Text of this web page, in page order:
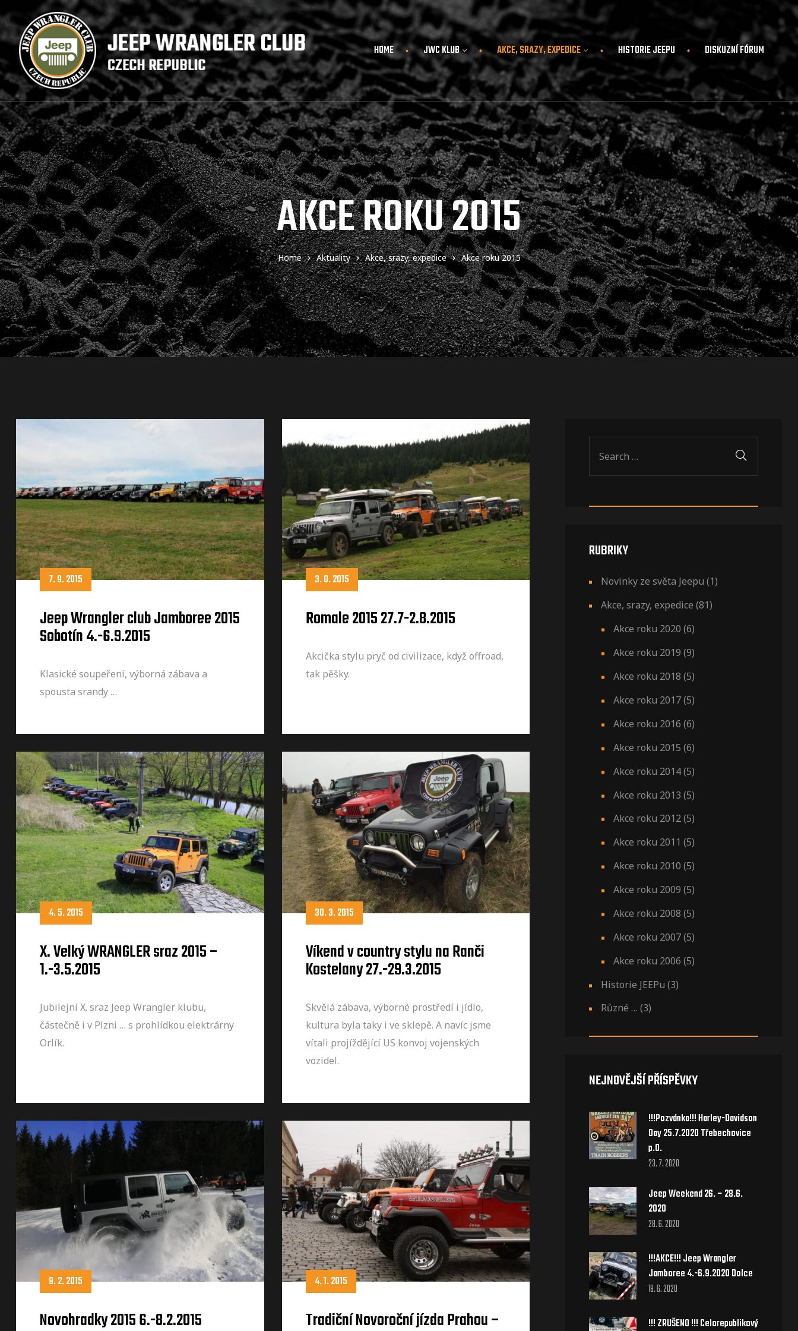
HOME JWC KLUB AKCE, SRAZY, EXPEDICE HISTORIE JEEPU DISKUZNÍ FÓRUM
AKCE ROKU 2015
Home Aktuality Akce, srazy, expedice Akce roku 2015
Jeep Wrangler club Jamboree 2015
Sobotín 4.-6.9.2015
7. 9. 2015
Klasické soupeření, výborná zábava a
spousta srandy …
Romale 2015 27.7-2.8.2015
3. 8. 2015
Akcička stylu pryč od civilizace, když offroad,
tak pěšky.
X. Velký WRANGLER sraz 2015 –
1.-3.5.2015
4. 5. 2015
Jubilejní X. sraz Jeep Wrangler klubu,
částečně i v Plzni … s prohlídkou elektrárny
Orlík.
Víkend v country stylu na Ranči
Kostelany 27.-29.3.2015
30. 3. 2015
Skvělá zábava, výborné prostředí i jídlo,
kultura byla taky i ve sklepě. A navíc jsme
vítali projíždějící US konvoj vojenských
vozidel.
Novohradky 2015 6.-8.2.2015
9. 2. 2015
Tradiční Novoroční jízda Prahou –
4. 1. 2015
RUBRIKY
Novinky ze světa Jeepu (1)
Akce, srazy, expedice (81)
Akce roku 2020 (6)
Akce roku 2019 (9)
Akce roku 2018 (5)
Akce roku 2017(5)
Akce roku 2016 (6)
Akce roku 2015 (6)
Akce roku 2014(5)
Akce roku 2013 (5)
Akce roku 2012(5)
Akce roku 2011 (5)
Akce roku 2010 (5)
Akce roku 2009 (5)
Akce roku 2008 (5)
Akce roku 2007(5)
Akce roku 2006 (5)
Historie JEEPu (3)
Různé … (3)
NEJNOVĚJŠÍ PŘÍSPĚVKY
!!!Pozvánka!!! Harley-Davidson
Day 25.7.2020 Třebechovice
p.O.
23. 7. 2020
Jeep Weekend 26. – 28.6.
2020
28. 6. 2020
!!!AKCE!!! Jeep Wrangler
Jamboree 4.-6.9.2020 Dolce
18. 6. 2020
!!! ZRUŠENO !!! Celorepublikový